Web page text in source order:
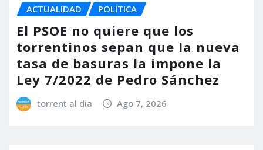
ACTUALIDAD POLÍTICA
El PSOE no quiere que los
torrentinos sepan que la nueva
tasa de basuras la impone la
Ley 7/2022 de Pedro Sánchez
torrent al dia Ago 7, 2026